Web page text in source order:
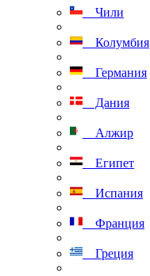
Чили
Колумбия
Германия
Дания
Алжир
Египет
Испания
Франция
Греция